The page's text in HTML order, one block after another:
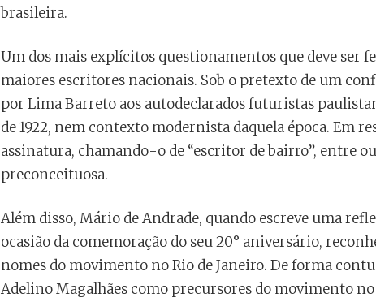
brasileira.
Um dos mais explícitos questionamentos que deve ser
maiores escritores nacionais. Sob o pretexto de um
por Lima Barreto aos autodeclarados futuristas
de 1922, nem contexto modernista daquela época. Em
assinatura, chamando-o de “escritor de bairro”, entre
preconceituosa.
Além disso, Mário de Andrade, quando escreve uma
ocasião da comemoração do seu 20° aniversário,
nomes do movimento no Rio de Janeiro. De forma
Adelino Magalhães como precursores do movimento